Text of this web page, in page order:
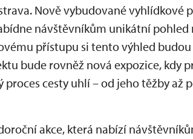
Nově vybudované vyhlídkové
návštěvníkům unikátní pohled
přístupu si tento výhled
bude rovněž nová expozice, kdy
cesty uhlí – od jeho těžby až
akce, která nabízí